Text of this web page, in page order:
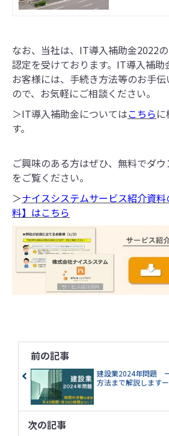
なお、当社は、IT導入補助金2022
認定を受けております。IT導入補助
お客様には、手続き方法等のお手
ので、お気軽にご相談ください。
＞IT導入補助金についてはこちら
す。
ご興味のある方はぜひ、無料でダ
をご覧ください。
＞ナイスシステムサービス紹介資
料】はこちら
前の記事
建設業2024年問題
方法まで解説しますー
次の記事